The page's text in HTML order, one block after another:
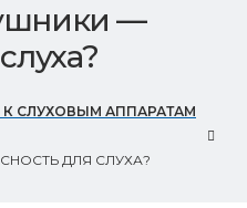
—
СЛУХОВЫМ АППАРАТАМ
ДЛЯ СЛУХА?